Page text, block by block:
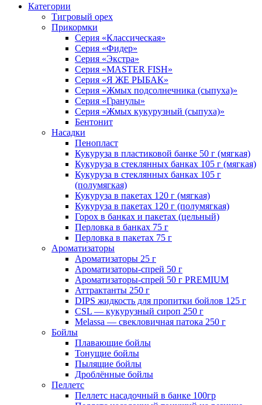
Категории
Тигровый орех
Прикормки
Серия «Классическая»
Серия «Фидер»
Серия «Экстра»
Серия «MASTER FISH»
Серия «Я ЖЕ РЫБАК»
Серия «Жмых подсолнечника (сыпуха)»
Cерия «Гранулы»
Серия «Жмых кукурузный (сыпуха)»
Бентонит
Насадки
Пенопласт
Кукуруза в пластиковой банке 50 г (мягкая)
Кукуруза в стеклянных банках 105 г (мягкая)
Кукуруза в стеклянных банках 105 г
(полумягкая)
Кукуруза в пакетах 120 г (мягкая)
Кукуруза в пакетах 120 г (полумягкая)
Горох в банках и пакетах (цельный)
Перловка в банках 75 г
Перловка в пакетах 75 г
Ароматизаторы
Ароматизаторы 25 г
Ароматизаторы-спрей 50 г
Ароматизаторы-спрей 50 г PREMIUM
Аттрактанты 250 г
DIPS жидкость для пропитки бойлов 125 г
CSL — кукурузный сироп 250 г
Melassa — свекловичная патока 250 г
Бойлы
Плавающие бойлы
Тонущие бойлы
Пылящие бойлы
Дроблённые бойлы
Пеллетс
Пеллетс насадочный в банке 100гр